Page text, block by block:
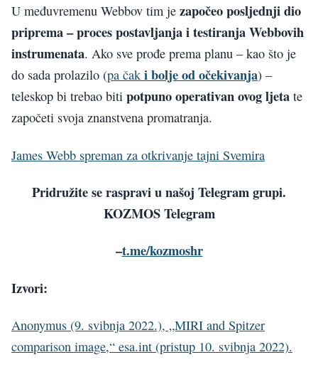
U međuvremenu Webbov tim je započeo posljednji dio
priprema – proces postavljanja i testiranja Webbovih
instrumenata. Ako sve prođe prema planu – kao što je
do sada prolazilo (pa čak i bolje od očekivanja) –
teleskop bi trebao biti potpuno operativan ovog ljeta te
započeti svoja znanstvena promatranja.
James Webb spreman za otkrivanje tajni Svemira
Pridružite se raspravi u našoj Telegram grupi.
KOZMOS Telegram
–t.me/kozmoshr
Izvori:
Anonymus (9. svibnja 2022.), „MIRI and Spitzer
comparison image,“ esa.int (pristup 10. svibnja 2022).